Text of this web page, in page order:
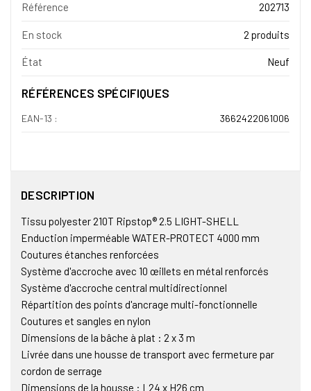
Référence 202713
En stock 2 produits
État Neuf
RÉFÉRENCES SPÉCIFIQUES
EAN-13 : 3662422061006
DESCRIPTION
Tissu polyester 210T Ripstop® 2.5 LIGHT-SHELL
Enduction imperméable WATER-PROTECT 4000 mm
Coutures étanches renforcées
Système d'accroche avec 10 œillets en métal renforcés
Système d'accroche central multidirectionnel
Répartition des points d'ancrage multi-fonctionnelle
Coutures et sangles en nylon
Dimensions de la bâche à plat : 2 x 3 m
Livrée dans une housse de transport avec fermeture par
cordon de serrage
Dimensions de la housse : L24 x H26 cm